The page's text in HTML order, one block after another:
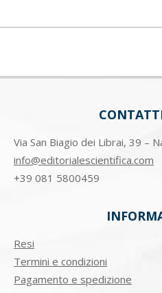
Via San Biagio dei Librai, 39 –
info@editorialescientifica.com
+39 081 5800459
Resi
Termini e condizioni
Pagamento e spedizione